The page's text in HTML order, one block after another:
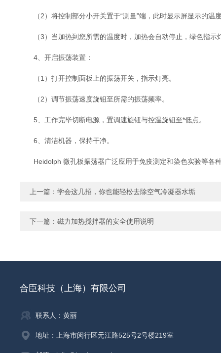
（2）将控制部分小开关置于“测量”端，此时显示屏显示的温
（3）当加热到您所需的温度时，加热会自动停止，绿色指示
4、开启振荡装置：
（1）打开控制面板上的振荡开关，指示灯亮。
（2）调节振荡速度旋钮至所需的振荡频率。
5、工作完毕切断电源，置调速旋钮与控温旋钮至*低点。
6、清洁机器，保持干净。
Heidolph 微孔板振荡器广泛应用于免疫测定和染色实验等各
上一篇： 学会这几招，你也能轻松去除空气冷凝器水垢
下一篇： 磁力加热搅拌器的安全使用说明
合臣科技（上海）有限公司
联系人：黄丽
地址：上海市闵行区元江路525号2号楼219室